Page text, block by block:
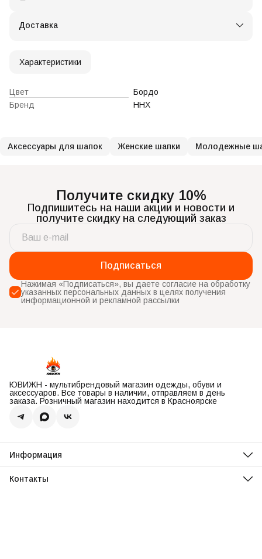
Доставка
Характеристики
Цвет
Бордо
Бренд
ННХ
Аксессуары для шапок Женские шапки Молодежные
Получите скидку 10%
Подпишитесь на наши акции и новости и
получите скидку на следующий заказ
Подписаться
Нажимая «Подписаться», вы даете согласие на обработку
указанных персональных данных в целях получения
информационной и рекламной рассылки
ЮВИЖН - мультибрендовый магазин одежды, обуви и
аксессуаров. Все товары в наличии, отправляем в день
заказа. Розничный магазин находится в Красноярске
Информация
Оплата
Контакты